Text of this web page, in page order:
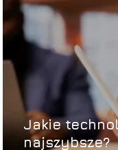
Jakie
najszybsze?